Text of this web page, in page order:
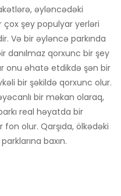
əyləncədəki
şey populyar yerləri
Və bir əyləncə parkında
danılmaz qorxunc bir şey
onu əhatə etdikdə şən bir
bir şəkildə qorxunc olur.
bir məkan olaraq,
real həyatda bir
olur. Qarşıda, ölkədəki
baxın.